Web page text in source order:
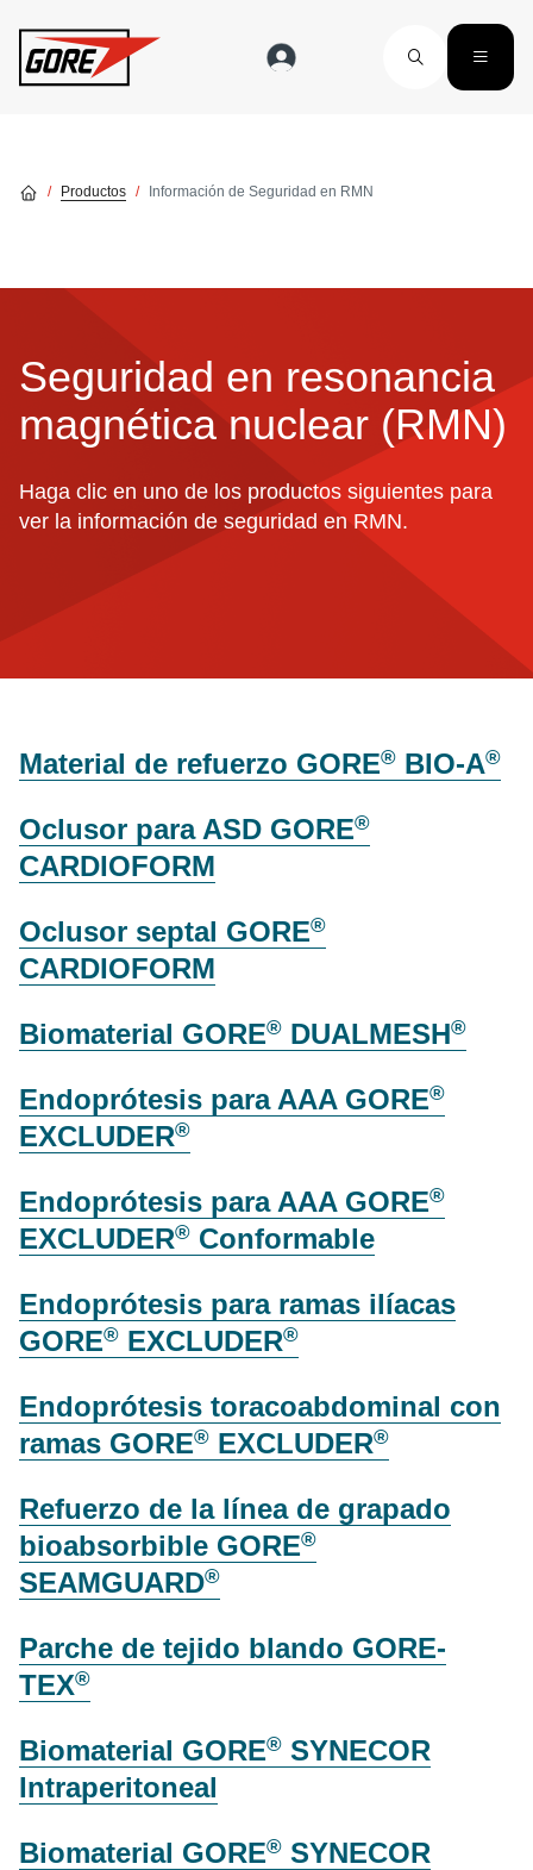
Productos Información de Seguridad en RMN
Seguridad en resonancia
magnética nuclear (RMN)
Haga clic en uno de los productos siguientes para
ver la información de seguridad en RMN.
Material de refuerzo GORE® BIO-A®
Oclusor para ASD GORE®
CARDIOFORM
Oclusor septal GORE®
CARDIOFORM
Biomaterial GORE® DUALMESH®
Endoprótesis para AAA GORE®
EXCLUDER®
Endoprótesis para AAA GORE®
EXCLUDER® Conformable
Endoprótesis para ramas ilíacas
GORE® EXCLUDER®
Endoprótesis toracoabdominal con
ramas GORE® EXCLUDER®
Refuerzo de la línea de grapado
bioabsorbible GORE®
SEAMGUARD®
Parche de tejido blando GORE-
TEX®
Biomaterial GORE® SYNECOR
Intraperitoneal
Biomaterial GORE® SYNECOR